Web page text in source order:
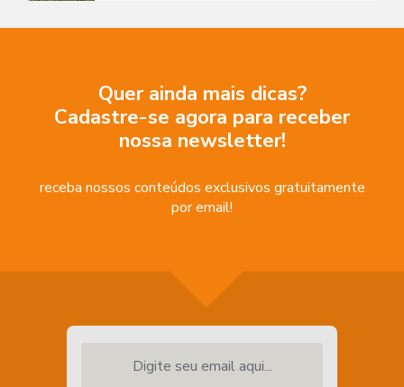
Quer ainda mais dicas?
Cadastre-se agora para receber
nossa newsletter!
receba nossos conteúdos exclusivos gratuitamente
por email!